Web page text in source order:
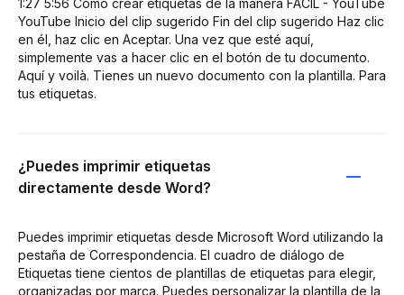
1:27 5:56 Cómo crear etiquetas de la manera FÁCIL - YouTube
YouTube Inicio del clip sugerido Fin del clip sugerido Haz clic
en él, haz clic en Aceptar. Una vez que esté aquí,
simplemente vas a hacer clic en el botón de tu documento.
Aquí y voilà. Tienes un nuevo documento con la plantilla. Para
tus etiquetas.
¿Puedes imprimir etiquetas
directamente desde Word?
Puedes imprimir etiquetas desde Microsoft Word utilizando la
pestaña de Correspondencia. El cuadro de diálogo de
Etiquetas tiene cientos de plantillas de etiquetas para elegir,
organizadas por marca. Puedes personalizar la plantilla de la